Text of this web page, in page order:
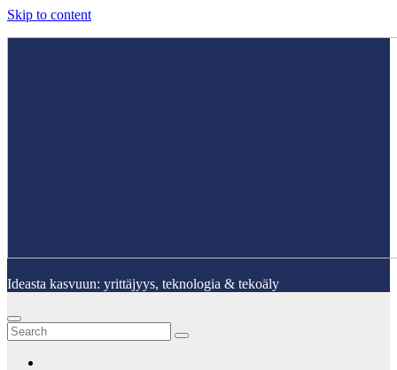
Skip to content
Ideasta kasvuun: yrittäjyys, teknologia & tekoäly